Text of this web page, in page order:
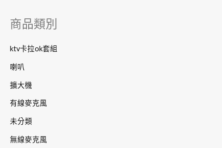
:商品類別
ktv卡拉ok套組
喇叭
擴大機
有線麥克風
未分類
無線麥克風